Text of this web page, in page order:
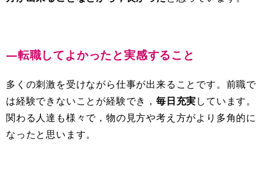
―転職してよかったと実感すること
多くの刺激を受けながら仕事が出来ることです。前職で
は経験できないことが経験でき， 毎日充実しています。
関わる人達も様々で，物の見方や考え方がより多角的に
なったと思います。